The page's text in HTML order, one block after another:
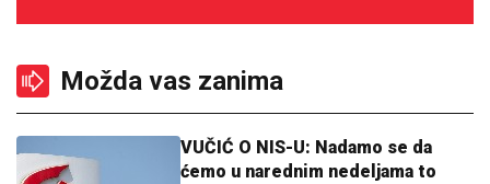
Možda vas zanima
VUČIĆ O NIS-U: Nadamo se da
ćemo u narednim nedeljama to